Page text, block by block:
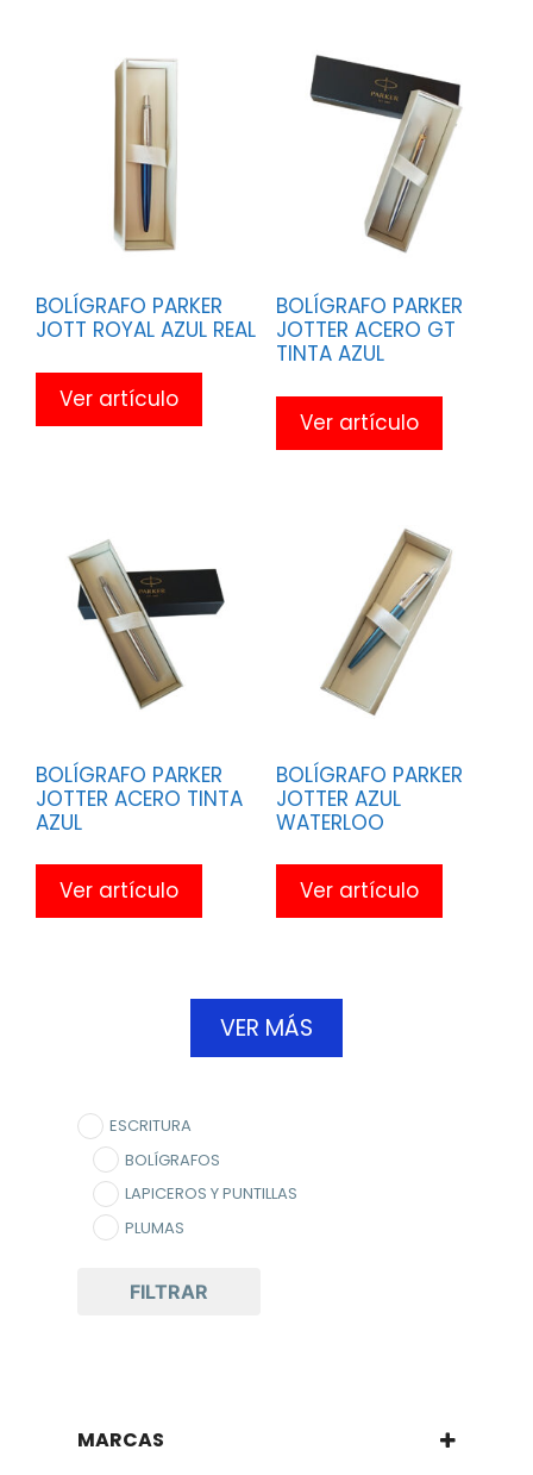
BOLÍGRAFO PARKER
JOTT ROYAL AZUL REAL
Ver artículo
BOLÍGRAFO PARKER
JOTTER ACERO GT
TINTA AZUL
Ver artículo
BOLÍGRAFO PARKER
JOTTER ACERO TINTA
AZUL
Ver artículo
BOLÍGRAFO PARKER
JOTTER AZUL
WATERLOO
Ver artículo
VER MÁS
ESCRITURA
BOLÍGRAFOS
LAPICEROS Y PUNTILLAS
PLUMAS
FILTRAR
MARCAS